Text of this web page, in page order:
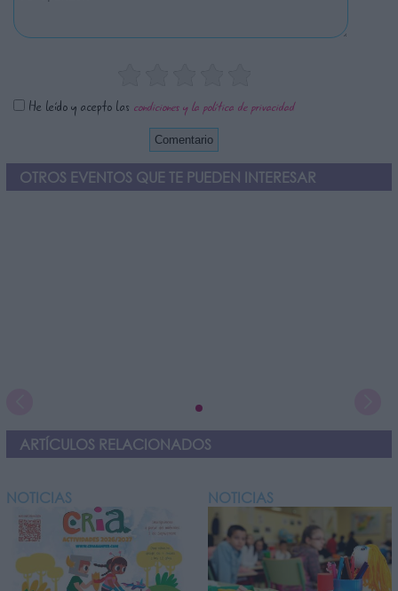
He leído y acepto las condiciones y la política de privacidad
OTROS EVENTOS QUE TE PUEDEN INTERESAR
ARTÍCULOS RELACIONADOS
NOTICIAS NOTICIAS